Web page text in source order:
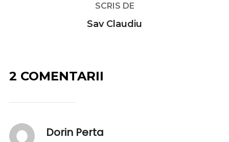
SCRIS DE
Sav Claudiu
2 COMENTARII
Dorin Perta